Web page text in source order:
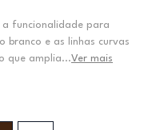
a funcionalidade para
branco e as linhas curvas
que amplia...Ver mais